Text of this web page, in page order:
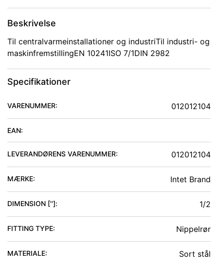
Beskrivelse
Til centralvarmeinstallationer og industriTil industri- og
maskinfremstillingEN 10241ISO 7/1DIN 2982
Specifikationer
VARENUMMER: 012012104
EAN:
LEVERANDØRENS VARENUMMER: 012012104
MÆRKE: Intet Brand
DIMENSION ['']: 1/2
FITTING TYPE: Nippelrør
MATERIALE: Sort stål